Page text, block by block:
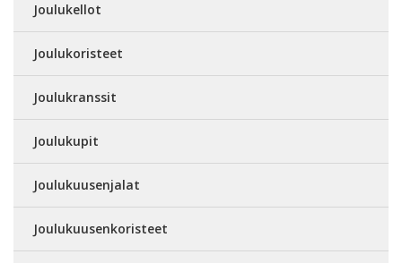
Joulukellot
Joulukoristeet
Joulukranssit
Joulukupit
Joulukuusenjalat
Joulukuusenkoristeet